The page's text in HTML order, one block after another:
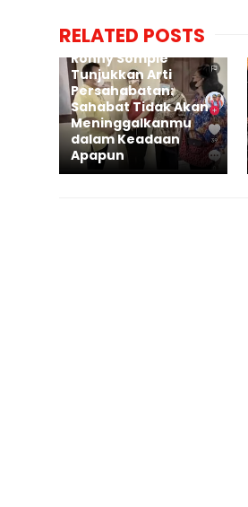
RELATED POSTS
Ronny Sompie
Tunjukkan Arti
Persahabatan:
Sahabat Tidak Akan
Meninggalkanmu
dalam Keadaan
Apapun